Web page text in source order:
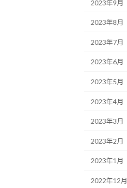
2023年9月
2023年8月
2023年7月
2023年6月
2023年5月
2023年4月
2023年3月
2023年2月
2023年1月
2022年12月